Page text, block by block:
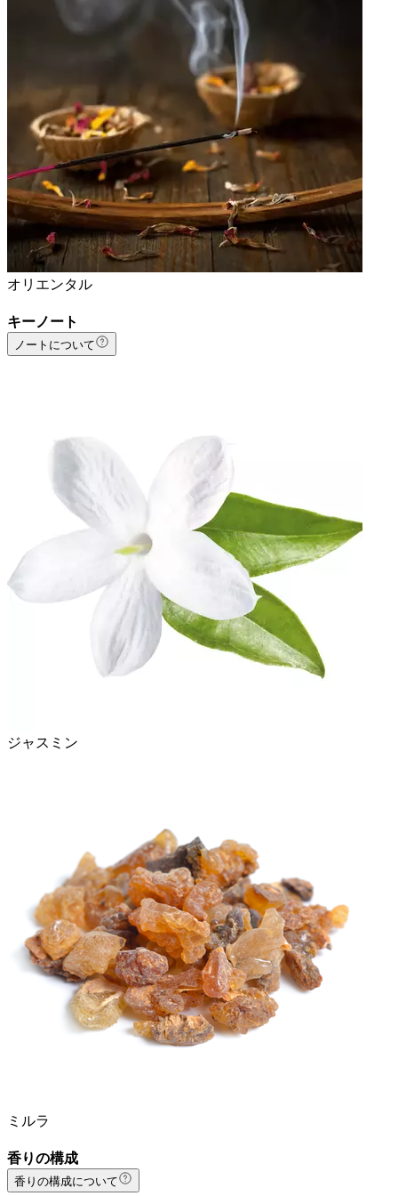
オリエンタル
キーノート
ノートについて
ジャスミン
ミルラ
香りの構成
香りの構成について